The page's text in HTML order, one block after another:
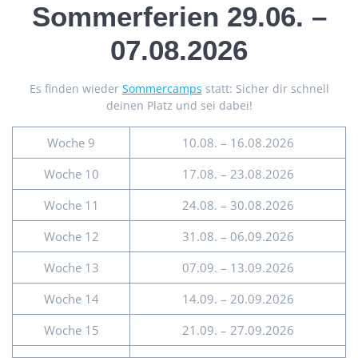
Sommerferien 29.06. –
07.08.2026
Es finden wieder Sommercamps statt: Sicher dir schnell
deinen Platz und sei dabei!
Woche 9
10.08. – 16.08.2026
Woche 10
17.08. – 23.08.2026
Woche 11
24.08. – 30.08.2026
Woche 12
31.08. – 06.09.2026
Woche 13
07.09. – 13.09.2026
Woche 14
14.09. – 20.09.2026
Woche 15
21.09. – 27.09.2026